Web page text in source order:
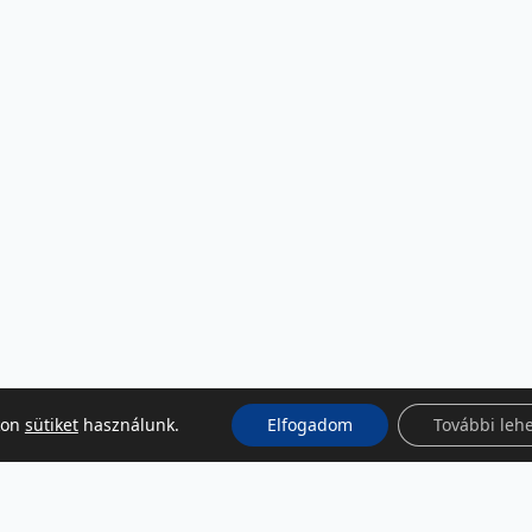
sütikethasználunk. Elfogadom További